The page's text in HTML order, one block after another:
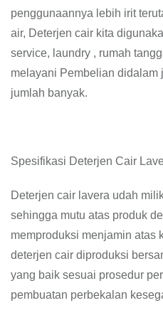
penggunaannya lebih irit
air, Deterjen cair kita
service, laundry , rumah
melayani Pembelian didalam
jumlah banyak.
Spesifikasi Deterjen Cair
Deterjen cair lavera udah
sehingga mutu atas produk
memproduksi menjamin atas
deterjen cair diproduksi
yang baik sesuai prosedur
pembuatan perbekalan